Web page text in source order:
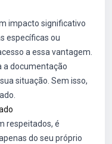
impacto significativo
específicas ou
a essa vantagem.
a documentação
situação. Sem isso,
respeitados, é
do seu próprio